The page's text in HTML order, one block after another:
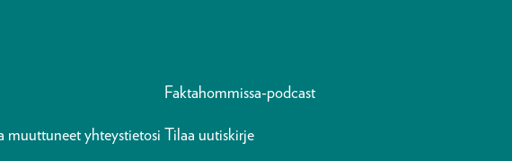
Faktahommissa-podcast
muuttuneet yhteystietosi Tilaa uutiskirje